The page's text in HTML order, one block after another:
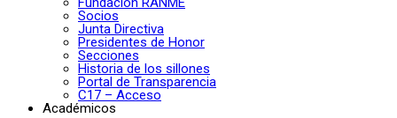
Socios
Junta Directiva
Presidentes de Honor
Secciones
Historia de los sillones
Portal de Transparencia
C17 – Acceso
Académicos